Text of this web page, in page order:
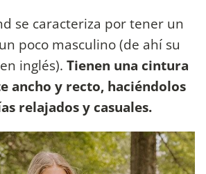
se caracteriza por tener un
poco masculino (de ahí su
inglés). Tienen una cintura
ancho y recto, haciéndolos
relajados y casuales.